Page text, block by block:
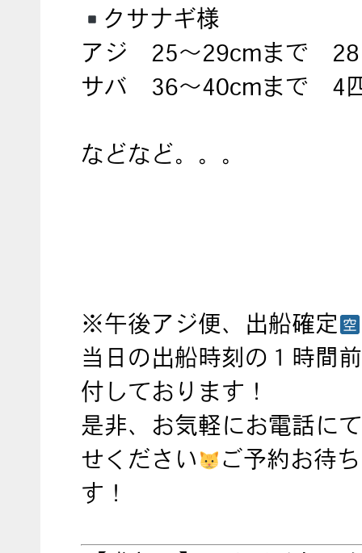
クサナギ様
アジ 25～29cmまで 28
サバ 36～40cmまで 4
などなど。。。
※午後アジ便、出船確定
当日の出船時刻の１時間
付しております！
是非、お気軽にお電話に
せください
ご予約お待
す！